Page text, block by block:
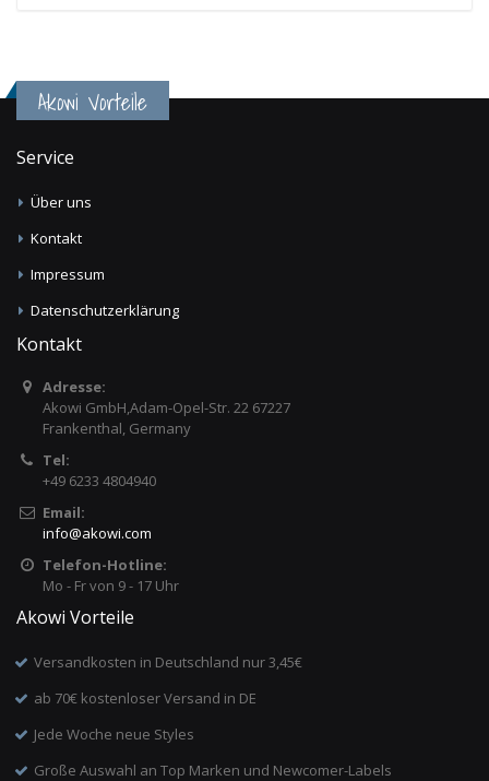
Akowi Vorteile
Service
Über uns
Kontakt
Impressum
Datenschutzerklärung
Kontakt
Adresse:
Akowi GmbH,Adam-Opel-Str. 22 67227
Frankenthal, Germany
Tel:
+49 6233 4804940
Email:
info@akowi.com
Telefon-Hotline:
Mo - Fr von 9 - 17 Uhr
Akowi Vorteile
Versandkosten in Deutschland nur 3,45€
ab 70€ kostenloser Versand in DE
Jede Woche neue Styles
Große Auswahl an Top Marken und Newcomer-Labels